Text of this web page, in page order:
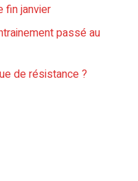
fin janvier
passé au
de résistance ?